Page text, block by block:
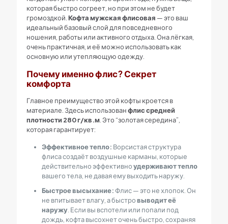
которая быстро согреет, но при этом не будет
громоздкой. Кофта мужская флисовая — это ваш
идеальный базовый слой для повседневного
ношения, работы или активного отдыха. Она лёгкая,
очень практичная, и её можно использовать как
основную или утепляющую одежду.
Почему именно флис? Секрет
комфорта
Главное преимущество этой кофты кроется в
материале. Здесь использованфлис средней
плотности 280 г/кв.м. Это “золотая середина”,
которая гарантирует:
Эффективное тепло: Ворсистая структура
флиса создаёт воздушные карманы, которые
действительно эффективноудерживают тепло
вашего тела, не давая ему выходить наружу.
Быстрое высыхание:Флис — это не хлопок. Он
не впитывает влагу, а быстровыводит её
наружу. Если вы вспотели или попали под
дождь, кофта высохнет очень быстро, сохраняя